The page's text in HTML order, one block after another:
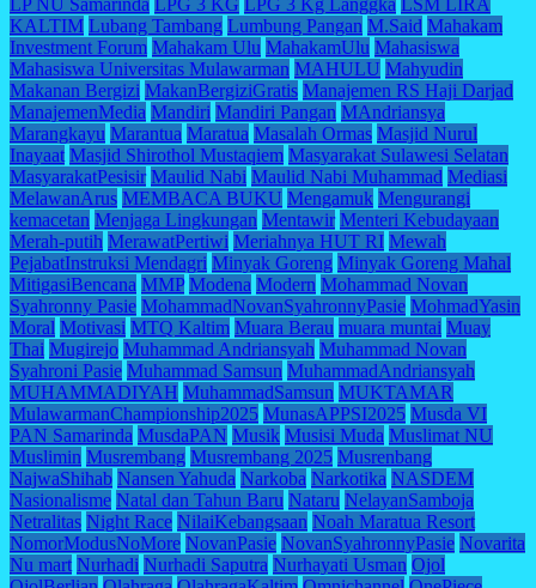
KALTIM Lubang Tambang Lumbung Pangan M.Said Mahakam
Investment Forum Mahakam Ulu MahakamUlu Mahasiswa
Mahasiswa Universitas Mulawarman MAHULU Mahyudin
Makanan Bergizi MakanBergiziGratis Manajemen RS Haji Darjad
ManajemenMedia Mandiri Mandiri Pangan MAndriansya
Marangkayu Marantua Maratua Masalah Ormas Masjid Nurul
Inayaat Masjid Shirothol Mustaqiem Masyarakat Sulawesi Selatan
MasyarakatPesisir Maulid Nabi Maulid Nabi Muhammad Mediasi
MelawanArus MEMBACA BUKU Mengamuk Mengurangi
kemacetan Menjaga Lingkungan Mentawir Menteri Kebudayaan
Merah-putih MerawatPertiwi Meriahnya HUT RI Mewah
PejabatInstruksi Mendagri Minyak Goreng Minyak Goreng Mahal
MitigasiBencana MMP Modena Modern Mohammad Novan
Syahronny Pasie MohammadNovanSyahronnyPasie MohmadYasin
Moral Motivasi MTQ Kaltim Muara Berau muara muntai Muay
Thai Mugirejo Muhammad Andriansyah Muhammad Novan
Syahroni Pasie Muhammad Samsun MuhammadAndriansyah
MUHAMMADIYAH MuhammadSamsun MUKTAMAR
MulawarmanChampionship2025 MunasAPPSI2025 Musda VI
PAN Samarinda MusdaPAN Musik Musisi Muda Muslimat NU
Muslimin Musrembang Musrembang 2025 Musrenbang
NajwaShihab Nansen Yahuda Narkoba Narkotika NASDEM
Nasionalisme Natal dan Tahun Baru Nataru NelayanSamboja
Netralitas Night Race NilaiKebangsaan Noah Maratua Resort
NomorModusNoMore NovanPasie NovanSyahronnyPasie Novarita
Nu mart Nurhadi Nurhadi Saputra Nurhayati Usman Ojol